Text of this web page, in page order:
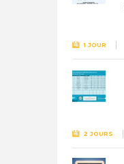
1 JOUR
2 JOURS